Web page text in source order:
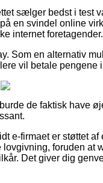
sælger bedst i test
en svindel online
internet foretagender.
Som en alternativ
vil betale pengene
de faktisk have
e-firmaet er støttet
foruden at
Det giver dig